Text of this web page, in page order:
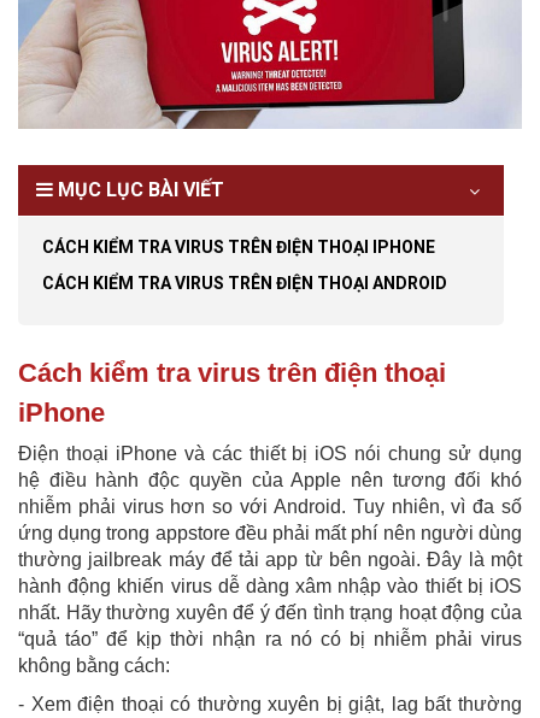
MỤC LỤC BÀI VIẾT
CÁCH KIỂM TRA VIRUS TRÊN ĐIỆN THOẠI IPHONE
CÁCH KIỂM TRA VIRUS TRÊN ĐIỆN THOẠI ANDROID
Cách kiểm tra virus trên điện thoại
iPhone
Điện thoại iPhone và các thiết bị iOS nói chung sử dụng
hệ điều hành độc quyền của Apple nên tương đối khó
nhiễm phải virus hơn so với Android. Tuy nhiên, vì đa số
ứng dụng trong appstore đều phải mất phí nên người dùng
thường jailbreak máy để tải app từ bên ngoài. Đây là một
hành động khiến virus dễ dàng xâm nhập vào thiết bị iOS
nhất. Hãy thường xuyên để ý đến tình trạng hoạt động của
“quả táo” để kịp thời nhận ra nó có bị nhiễm phải virus
không bằng cách:
- Xem điện thoại có thường xuyên bị giật, lag bất thường